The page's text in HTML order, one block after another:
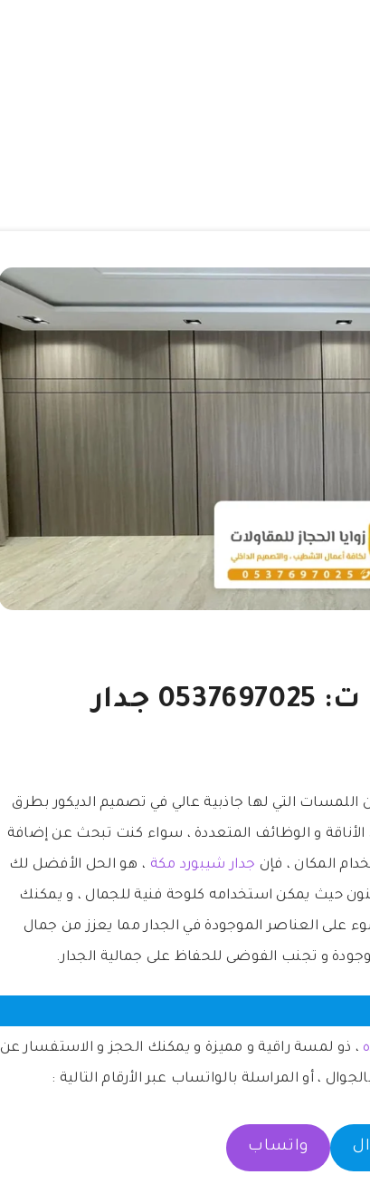
ديكورات شيبورد جدة ت: 0537697025 جدار
اللمسات التي لها جاذبية عالي في تصميم الديكور بطرق
و الوظائف المتعددة ، سواء كنت تبحث عن إضافة
المكان ، فإن جدار شيبورد مكة ، هو الحل الأفضل لك
حيث يمكن استخدامه كلوحة فنية للجمال ، و يمكنك
العناصر الموجودة في الجدار مما يعزز من جمال
و تجنب الفوضى للحفاظ على جمالية الجدار.
، ذو لمسة راقية و مميزة و يمكنك الحجز و الاستفسار عن
، أو المراسلة بالواتساب عبر الأرقام التالية :
واتساب